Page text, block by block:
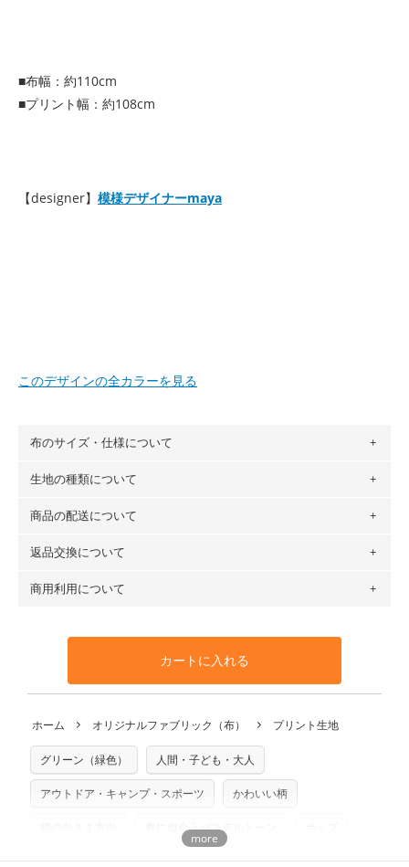
■布幅：約110cm
■プリント幅：約108cm
【designer】 模様デザイナーmaya
このデザインの全カラーを見る
布のサイズ・仕様について
布の長さは50cm単位での販売になります。
場合 → 購入数量「7」
※カットを希望の方は備考欄に「50cmずつカット希望」など
ご記載ください（50cm単位でのカットのみ）
プリント布の仕様についてもっと詳しく見る
生地の種類について
・現在、すべてのデザインのプリントに使用している生地は
ットン（ダブルガーゼ）・100％コットン（ローン）・コッ
トンリネン（ビエラ織）・100％コットン（ツイル）・
100％コットン（キャンバス・11号帆布）です。
生地見本サンプル（無料）を購入する
商品の配送について
・ネコポスでの配送は、布は2mまで型紙は2個までとなりま
も送料の表示が600円となり宅急便での配送となります。
となります。
※万が一、検品時に不備が見つかった場合は、4～5営業日後
※土日祝は営業日に含まれません。
※配送日のご指定は承れません。出来上がり次第、順次発送
返品交換について
・布はご注文後に注文数量のみをプリントするため、
購入後
や用尺をお間違えのないようお願いします。思っていた色味
と違う、などの理由での返品は承れません。予めご了承くだ
商用利用について
利用いただけます。「nunocoto fabric使用」といった記載
も不要です。（製品化した際に起こる全ての問題、クレーム
いませんのでご了承ください）
※有料型紙（ホームソーイング型紙シリーズ）および柄がえ
らべるキットに付属された型紙は商用利用できませんのでご
注意ください。型紙自体の転用・販売および型紙を使用して
商用利用についての詳細はこちら
カートに入れる
ホーム オリジナルファブリック（布） プリント生地
グリーン（緑色） 人間・子ども・大人
アウトドア・キャンプ・スポーツ かわいい柄
春に似合うパステルトーン